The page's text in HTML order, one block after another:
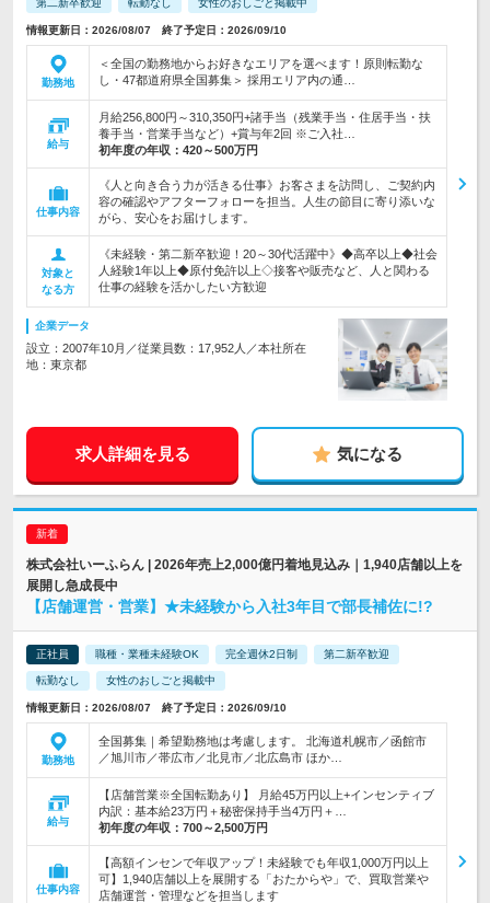
第二新卒歓迎 転勤なし 女性のおしごと掲載中
情報更新日：2026/08/07 終了予定日：2026/09/10
勤務地
＜全国の勤務地からお好きなエリアを選べます！原則転勤な
し・47都道府県全国募集＞ 採用エリア内の通…
給与
月給256,800円～310,350円+諸手当（残業手当・住居手当・扶
養手当・営業手当など）+賞与年2回 ※ご入社…
初年度の年収： 420～500万円
仕事内容
《人と向き合う力が活きる仕事》お客さまを訪問し、ご契約内
容の確認やアフターフォローを担当。人生の節目に寄り添いな
がら、安心をお届けします。
対象と
なる方
《未経験・第二新卒歓迎！20～30代活躍中》◆高卒以上◆社会
人経験1年以上◆原付免許以上◇接客や販売など、人と関わる
仕事の経験を活かしたい方歓迎
企業データ
設立：2007年10月／従業員数：17,952人／本社所在
地：東京都
求人詳細を見る 気になる
株式会社いーふらん | 2026年売上2,000億円着地見込み｜1,940店舗以上を
展開し急成長中
【店舗運営・営業】★未経験から入社3年目で部長補佐に!?
正社員 職種・業種未経験OK 完全週休2日制 第二新卒歓迎
転勤なし 女性のおしごと掲載中
情報更新日：2026/08/07 終了予定日：2026/09/10
勤務地
全国募集｜希望勤務地は考慮します。 北海道札幌市／函館市
／旭川市／帯広市／北見市／北広島市 ほか…
給与
【店舗営業※全国転勤あり】 月給45万円以上+インセンティブ
内訳：基本給23万円＋秘密保持手当4万円＋…
初年度の年収： 700～2,500万円
仕事内容
【高額インセンで年収アップ！未経験でも年収1,000万円以上
可】1,940店舗以上を展開する「おたからや」で、買取営業や
店舗運営・管理などを担当します